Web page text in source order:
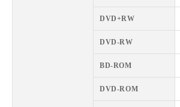
DVD+RW
DVD-RW
BD-ROM
DVD-ROM